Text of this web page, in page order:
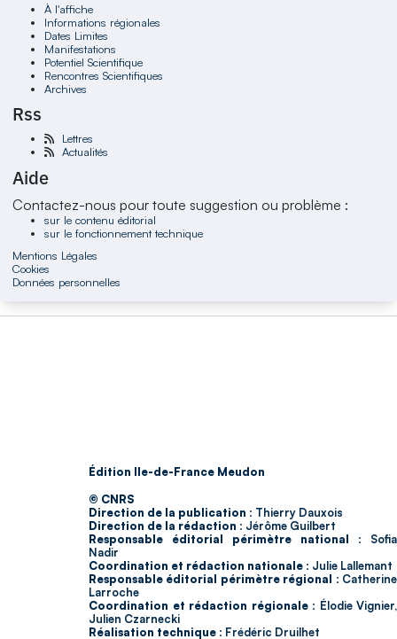
À l'affiche
Informations régionales
Dates Limites
Manifestations
Potentiel Scientifique
Rencontres Scientifiques
Archives
Rss
Lettres
Actualités
Aide
Contactez-nous pour toute suggestion ou problème :
sur le contenu éditorial
sur le fonctionnement technique
Mentions Légales
Cookies
Données personnelles
Édition Ile-de-France Meudon
© CNRS
Direction de la publication : Thierry Dauxois
Direction de la rédaction : Jérôme Guilbert
Responsable éditorial périmètre national : Sofia
Nadir
Coordination et rédaction nationale : Julie Lallemant
Responsable éditorial périmètre régional : Catherine
Larroche
Coordination et rédaction régionale : Élodie Vignier,
Julien Czarnecki
Réalisation technique : Frédéric Druilhet